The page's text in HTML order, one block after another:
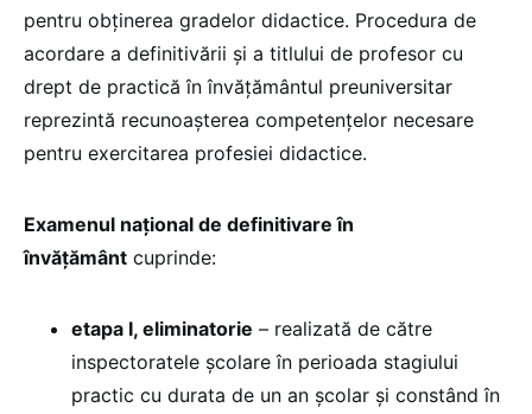
pentru obținerea gradelor didactice. Procedura de
acordare a definitivării și a titlului de profesor cu
drept de practică în învățământul preuniversitar
reprezintă recunoașterea competențelor necesare
pentru exercitarea profesiei didactice.
Examenul naţional de definitivare în
învăţământ cuprinde:
etapa I, eliminatorie – realizată de către
inspectoratele şcolare în perioada stagiului
practic cu durata de un an şcolar şi constând în